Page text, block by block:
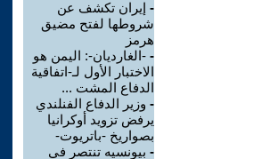
- إيران تكشف عن
شروطها لفتح مضيق
هرمز
- -الغارديان-: اليمن هو
الاختبار الأول لـ-اتفاقية
الدفاع المشت ...
- وزير الدفاع الفنلندي
يرفض تزويد أوكرانيا
بصواريخ -باتريوت-
- بيونسيه تنتصر في